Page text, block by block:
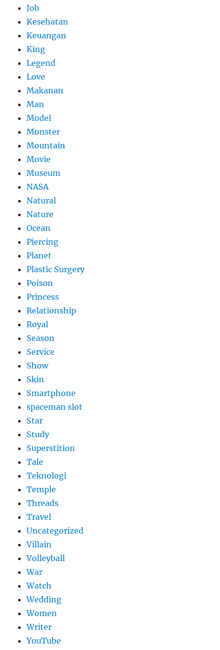
Job
Kesehatan
Keuangan
King
Legend
Love
Makanan
Man
Model
Monster
Mountain
Movie
Museum
NASA
Natural
Nature
Ocean
Piercing
Planet
Plastic Surgery
Poison
Princess
Relationship
Royal
Season
Service
Show
Skin
Smartphone
spaceman slot
Star
Study
Superstition
Tale
Teknologi
Temple
Threads
Travel
Uncategorized
Villain
Volleyball
War
Watch
Wedding
Women
Writer
YouTube